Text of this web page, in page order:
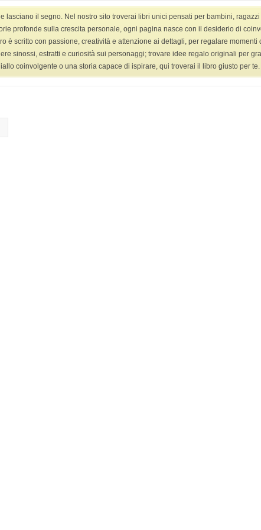
il segno. Nel nostro sito troverai libri unici pensati per bambini,
profonde sulla crescita personale, ogni pagina nasce con il desiderio di
scritto con passione, creatività e attenzione ai dettagli, per regalare
sinossi, estratti e curiosità sui personaggi; trovare idee regalo originali per
coinvolgente o una storia capace di ispirare, qui troverai il libro giusto per
HOME LIBRI LIBRI YANG ADULT VIDEO